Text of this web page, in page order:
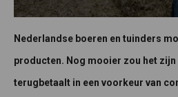
Nederlandse boeren en tuinders
producten. Nog mooier zou het
terugbetaalt in een voorkeur van